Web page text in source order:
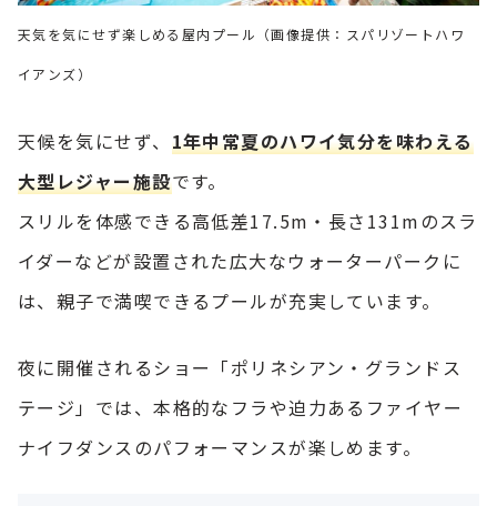
天気を気にせず楽しめる屋内プール（画像提供：スパリゾートハワ
イアンズ）
天候を気にせず、 1年中常夏のハワイ気分を味わえる
大型レジャー施設です。
スリルを体感できる高低差17.5m・長さ131mのスラ
イダーなどが設置された広大なウォーターパークに
は、親子で満喫できるプールが充実しています。
夜に開催されるショー「ポリネシアン・グランドス
テージ」では、本格的なフラや迫力あるファイヤー
ナイフダンスのパフォーマンスが楽しめます。